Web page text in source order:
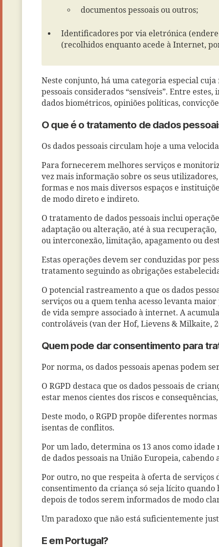
documentos pessoais ou outros;
Identificadores por via eletrónica
(recolhidos enquanto acede à Internet,
Neste conjunto, há uma categoria especial
pessoais considerados “sensíveis”. Entre
dados biométricos, opiniões políticas,
O que é o tratamento de dados
Os dados pessoais circulam hoje a uma
Para fornecerem melhores serviços e
vez mais informação sobre os seus
formas e nos mais diversos espaços e
de modo direto e indireto.
O tratamento de dados pessoais inclui
adaptação ou alteração, até à sua
ou interconexão, limitação, apagamento ou
Estas operações devem ser conduzidas por
tratamento seguindo as obrigações
O potencial rastreamento a que os dados
serviços ou a quem tenha acesso levanta
de vida sempre associado à internet. A
controláveis (van der Hof, Lievens & Milkaite,
Quem pode dar consentimento para
Por norma, os dados pessoais apenas podem
O RGPD destaca que os dados pessoais de
estar menos cientes dos riscos e
Deste modo, o RGPD propõe diferentes
isentas de conflitos.
Por um lado, determina os 13 anos como
de dados pessoais na União Europeia,
Por outro, no que respeita à oferta de
consentimento da criança só seja lícito
depois de todos serem informados de modo
Um paradoxo que não está suficientemente
E em Portugal?